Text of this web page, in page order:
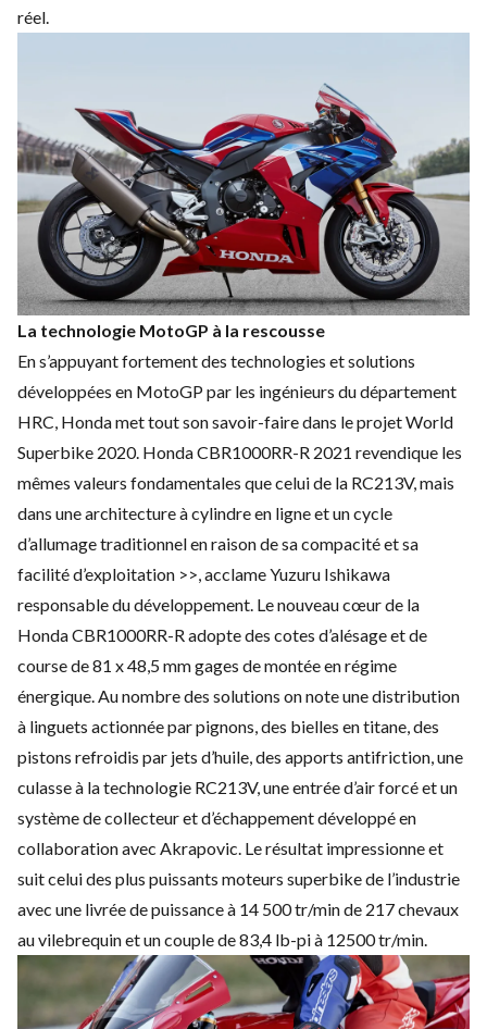
réel.
La technologie MotoGP à la rescousse
En s’appuyant fortement des technologies et solutions
développées en MotoGP par les ingénieurs du département
HRC, Honda met tout son savoir-faire dans le projet World
Superbike 2020. Honda CBR1000RR-R 2021 revendique les
mêmes valeurs fondamentales que celui de la RC213V, mais
dans une architecture à cylindre en ligne et un cycle
d’allumage traditionnel en raison de sa compacité et sa
facilité d’exploitation >>, acclame Yuzuru Ishikawa
responsable du développement. Le nouveau cœur de la
Honda CBR1000RR-R adopte des cotes d’alésage et de
course de 81 x 48,5 mm gages de montée en régime
énergique. Au nombre des solutions on note une distribution
à linguets actionnée par pignons, des bielles en titane, des
pistons refroidis par jets d’huile, des apports antifriction, une
culasse à la technologie RC213V, une entrée d’air forcé et un
système de collecteur et d’échappement développé en
collaboration avec Akrapovic. Le résultat impressionne et
suit celui des plus puissants moteurs superbike de l’industrie
avec une livrée de puissance à 14 500 tr/min de 217 chevaux
au vilebrequin et un couple de 83,4 lb-pi à 12500 tr/min.